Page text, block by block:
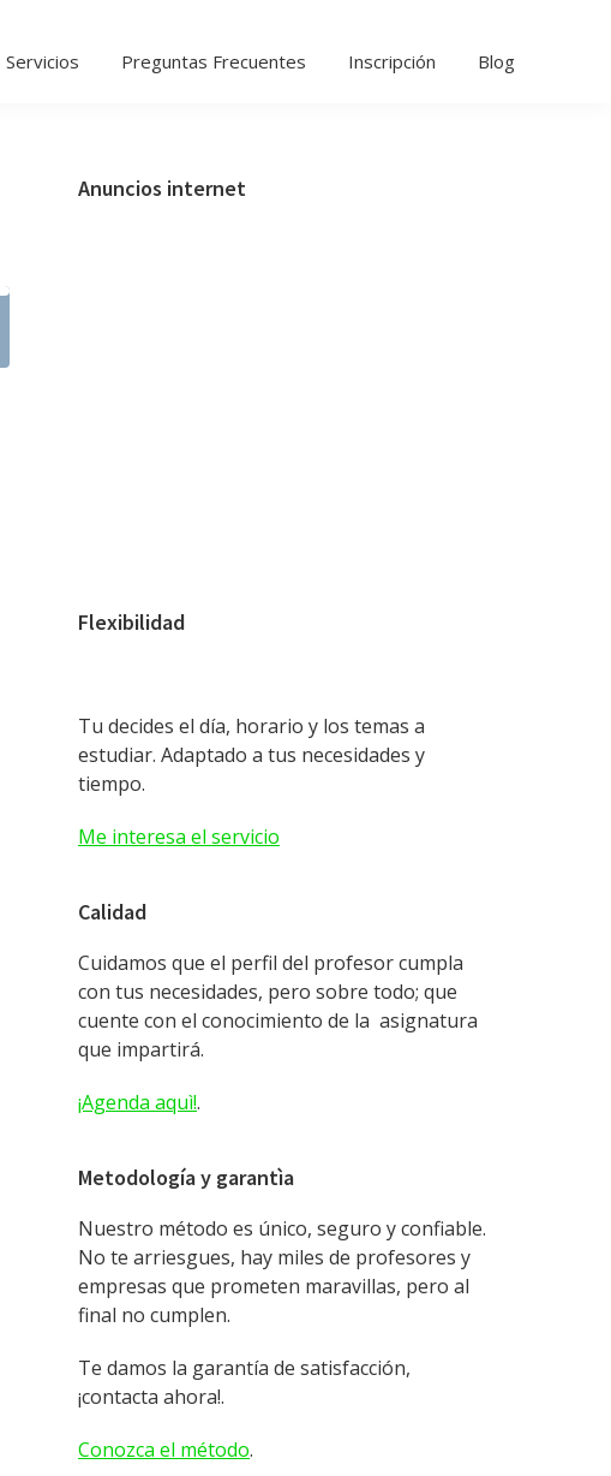
Servicios Preguntas Frecuentes Inscripción Blog
Barra
Anuncios internet
Flexibilidad
Tu decides el día, horario y los temas a
estudiar. Adaptado a tus necesidades y
tiempo.
Me interesa el servicio
Calidad
Cuidamos que el perfil del profesor cumpla
con tus necesidades, pero sobre todo; que
cuente con el conocimiento de la asignatura
que impartirá.
¡Agenda aquì!.
Metodología y garantìa
Nuestro método es único, seguro y confiable.
No te arriesgues, hay miles de profesores y
empresas que prometen maravillas, pero al
final no cumplen.
Te damos la garantía de satisfacción,
¡contacta ahora!.
Conozca el método.